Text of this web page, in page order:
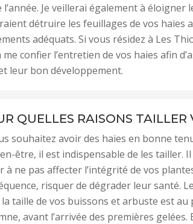
Je veillerai également à éloigner
détruire les feuillages de vos haies
adéquats. Si vous résidez à Les
me confier l’entretien de vos haies afin
leur bon développement.
QUELLES RAISONS TAILLER
souhaitez avoir des haies en bonne
être, il est indispensable de les tailler.
à ne pas affecter l’intégrité de vos
risquer de dégrader leur santé.
taille de vos buissons et arbuste est au
avant l’arrivée des premières gelées.